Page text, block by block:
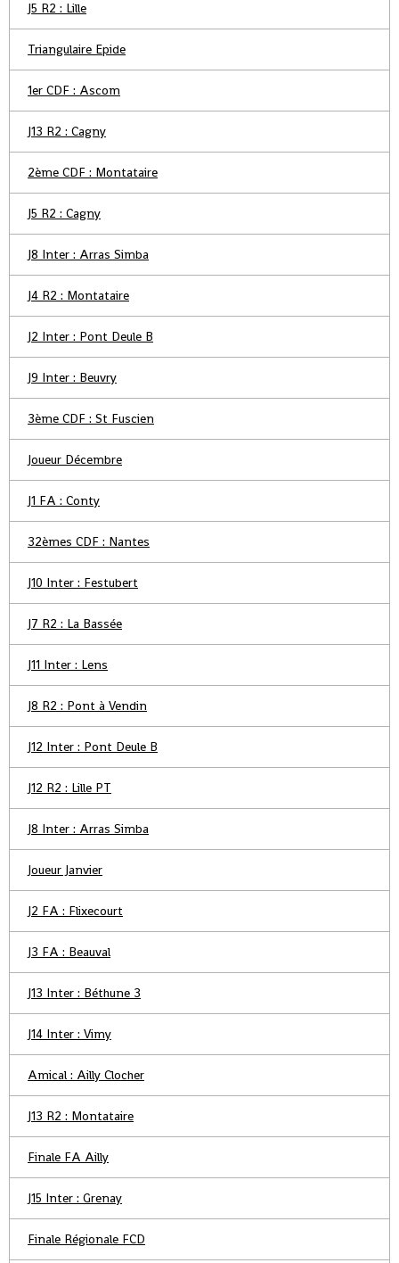
J5 R2 : Lille
Triangulaire Epide
1er CDF : Ascom
J13 R2 : Cagny
2ème CDF : Montataire
J5 R2 : Cagny
J8 Inter : Arras Simba
J4 R2 : Montataire
J2 Inter : Pont Deule B
J9 Inter : Beuvry
3ème CDF : St Fuscien
Joueur Décembre
J1 FA : Conty
32èmes CDF : Nantes
J10 Inter : Festubert
J7 R2 : La Bassée
J11 Inter : Lens
J8 R2 : Pont à Vendin
J12 Inter : Pont Deule B
J12 R2 : Lille PT
J8 Inter : Arras Simba
Joueur Janvier
J2 FA : Flixecourt
J3 FA : Beauval
J13 Inter : Béthune 3
J14 Inter : Vimy
Amical : Ailly Clocher
J13 R2 : Montataire
Finale FA Ailly
J15 Inter : Grenay
Finale Régionale FCD